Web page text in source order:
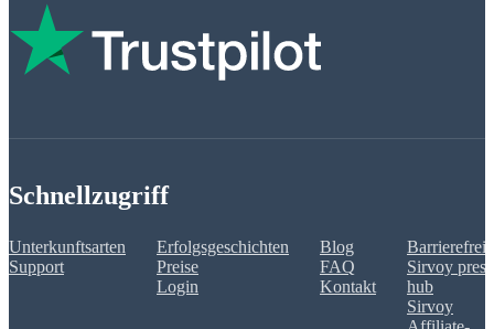
Schnellzugriff
Unterkunftsarten
Support
Erfolgsgeschichten
Preise
Login
Blog
FAQ
Kontakt
Sirvoy press
hub
Sirvoy